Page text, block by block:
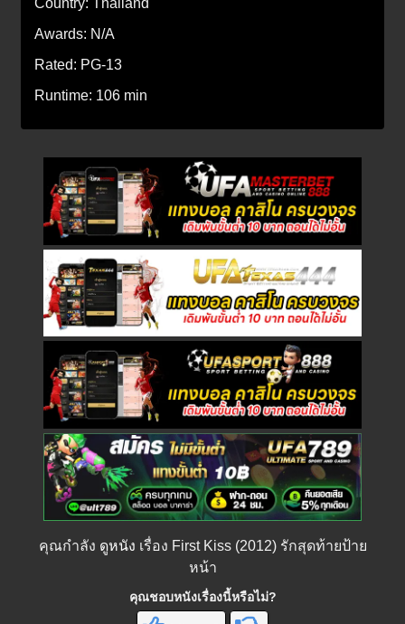
Awards: N/A
Rated: PG-13
Runtime: 106 min
คุณกำลัง ดูหนัง เรื่อง First Kiss (2012) รักสุดท้ายป้าย
หน้า
คุณชอบหนังเรื่องนี้หรือไม่?